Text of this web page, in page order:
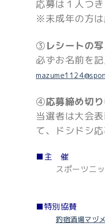
応募は１人つ
※未成年の方
③レシートの
必ずお名前を
④応募締め切
当選者は大会
て、ドシドシ
■主 催
スポーツニ
■特別協賛
釣宿酒場マヅメ